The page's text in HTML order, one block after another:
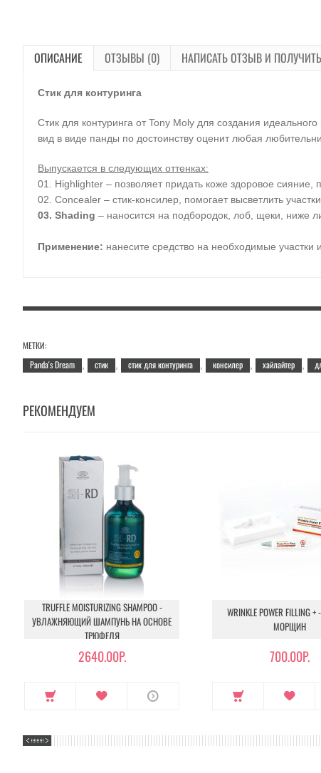
ОПИСАНИЕ ОТЗЫВЫ (0) НАПИСАТЬ ОТЗЫВ И
Стик для контуринга
Стик для контуринга от Tony Moly для создания
вид в виде панды по достоинству оценит любая
Выпускается в следующих оттенках:
01. Highlighter – позволяет придать коже здоровое
02. Concealer – стик-консилер, помогает высветлить
03. Shading – наносится на подбородок, лоб, щеки, ниже
Применение: нанесите средство на необходимые участки
МЕТКИ:
Panda's Dream
стик стик для контуринга консилер хайлайтер
РЕКОМЕНДУЕМ
TRUFFLE MOISTURIZING SHAMPOO -
УВЛАЖНЯЮЩИЙ ШАМПУНЬ НА ОСНОВЕ
ТРЮФЕЛЯ
2640.00Р.
WRINKLE POWER FILLING
МОРЩИН
700.00Р.